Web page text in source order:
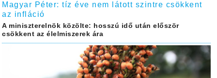
Magyar Péter: tíz éve nem látott szintre csökkent
az infláció
A miniszterelnök közölte: hosszú idő után először
csökkent az élelmiszerek ára